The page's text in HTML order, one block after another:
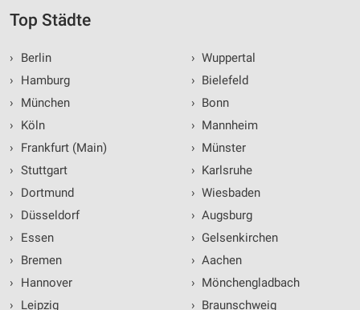
Top Städte
›
Berlin
›
Hamburg
›
München
›
Köln
›
Frankfurt (Main)
› Stuttgart
›
Dortmund
›
Düsseldorf
›
Essen
›
Bremen
›
Hannover
›
Leipzig
› Wuppertal
› Bielefeld
› Bonn
› Mannheim
› Münster
› Karlsruhe
› Wiesbaden
› Augsburg
› Gelsenkirchen
› Aachen
› Mönchengladbach
› Braunschweig